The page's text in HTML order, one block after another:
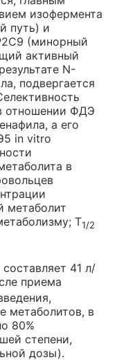
изофермента
путь) и
(минорный
активный
N-
подвергается
отношении ФДЭ
а его
in vitro
в
метаболит
T1/2
41 л/
приема
метаболитов, в
80%
степени,
дозы).